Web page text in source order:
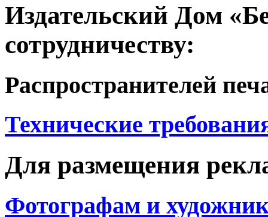
Издательский Дом
сотрудничеству:
Распространителей
Технические
Для размещения
Фотографам и